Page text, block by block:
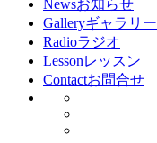
Newsお知らせ
Galleryギャラリー
Radioラジオ
Lessonレッスン
Contactお問合せ